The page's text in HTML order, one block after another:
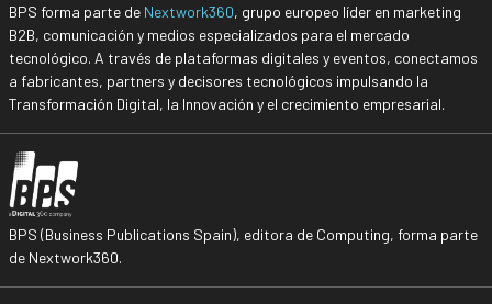
BPS forma parte de Nextwork360, grupo europeo líder en marketing
B2B, comunicación y medios especializados para el mercado
tecnológico. A través de plataformas digitales y eventos, conectamos
a fabricantes, partners y decisores tecnológicos impulsando la
Transformación Digital, la Innovación y el crecimiento empresarial.
BPS (Business Publications Spain), editora de Computing, forma parte
de Nextwork360.